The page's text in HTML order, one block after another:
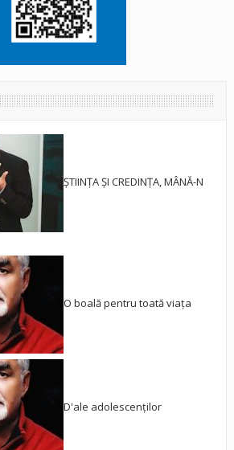
ȘTIINȚA ȘI CREDINȚA, MÂNĂ-N
O boală pentru toată viața
D'ale adolescenților